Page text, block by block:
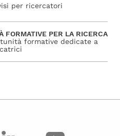
per ricercatori
FORMATIVE PER LA RICERCA
formative dedicate a